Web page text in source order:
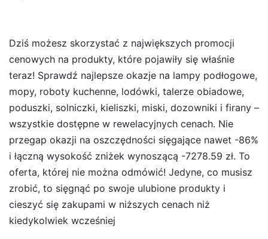
Dziś możesz skorzystać z największych promocji
cenowych na produkty, które pojawiły się właśnie
teraz! Sprawdź najlepsze okazje na lampy podłogowe,
mopy, roboty kuchenne, lodówki, talerze obiadowe,
poduszki, solniczki, kieliszki, miski, dozowniki i firany –
wszystkie dostępne w rewelacyjnych cenach. Nie
przegap okazji na oszczędności sięgające nawet -86%
i łączną wysokość zniżek wynoszącą -7278.59 zł. To
oferta, której nie można odmówić! Jedyne, co musisz
zrobić, to sięgnąć po swoje ulubione produkty i
cieszyć się zakupami w niższych cenach niż
kiedykolwiek wcześniej